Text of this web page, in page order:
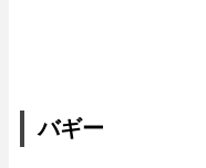
バギー